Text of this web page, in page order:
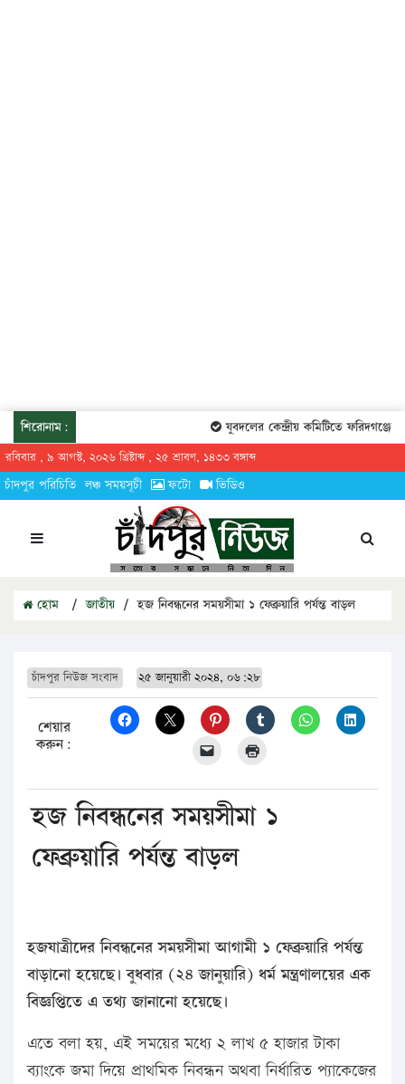
শিরোনাম: যুবদলের কেন্দ্রীয় কমিটিতে ফরিদগঞ্জের
রবিবার , ৯ আগস্ট, ২০২৬ খ্রিষ্টাব্দ , ২৫ শ্রাবণ, ১৪৩৩ বঙ্গাব্দ
চাঁদপুর পরিচিতি লঞ্চ সময়সূচী ফটো ভিডিও
হোম / জাতীয় / হজ নিবন্ধনের সময়সীমা ১ ফেব্রুয়ারি পর্যন্ত বাড়ল
চাঁদপুর নিউজ সংবাদ ২৫ জানুয়ারী ২০২৪, ০৬:২৮
শেয়ার
করুন:
হজ নিবন্ধনের সময়সীমা ১
ফেব্রুয়ারি পর্যন্ত বাড়ল
হজযাত্রীদের নিবন্ধনের সময়সীমা আগামী ১ ফেব্রুয়ারি পর্যন্ত
বাড়ানো হয়েছে। বুধবার (২৪ জানুয়ারি) ধর্ম মন্ত্রণালয়ের এক
বিজ্ঞপ্তিতে এ তথ্য জানানো হয়েছে।
এতে বলা হয়, এই সময়ের মধ্যে ২ লাখ ৫ হাজার টাকা
ব্যাংকে জমা দিয়ে প্রাথমিক নিবন্ধন অথবা নির্ধারিত প্যাকেজের